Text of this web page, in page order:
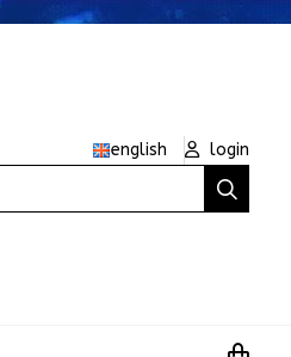
english
login